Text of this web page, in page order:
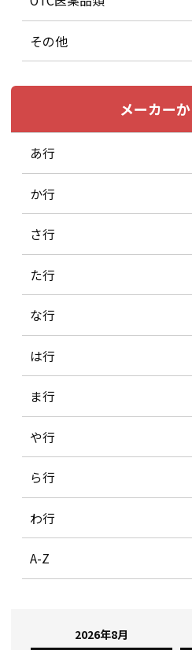
その他
メーカー
あ行
か行
さ行
た行
な行
は行
ま行
や行
ら行
わ行
A-Z
2026年8月